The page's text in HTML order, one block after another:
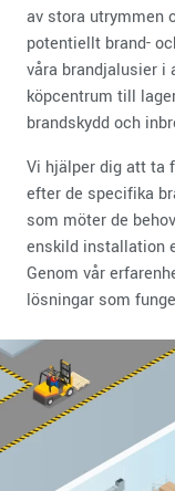
av stora utrymmen
potentiellt brand-
våra brandjalusier i
köpcentrum till
brandskydd och
Vi hjälper dig att ta
efter de specifika
som möter de
enskild installation
Genom vår
lösningar som